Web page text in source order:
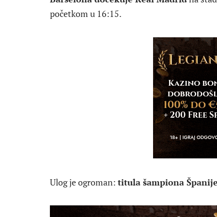
početkom u 16:15.
Ulog je ogroman: titula šampiona